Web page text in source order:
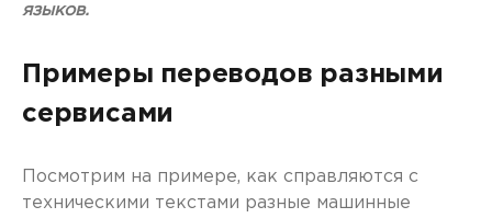
языков.
Примеры переводов разными
сервисами
Посмотрим на примере, как справляются с
техническими текстами разные машинные